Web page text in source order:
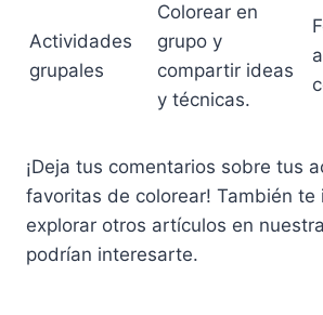
Actividades
grupales
Colorear en
grupo y
compartir ideas
y técnicas.
¡Deja tus comentarios sobre tus
favoritas de colorear! También te
explorar otros artículos en
podrían interesarte.